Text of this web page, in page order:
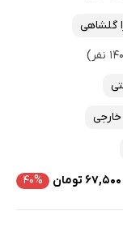
گلشاهی
۶۷,۵۰۰ تومان ۴۰%